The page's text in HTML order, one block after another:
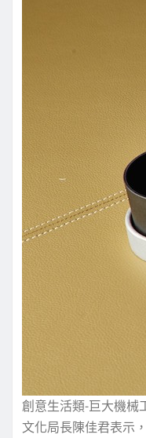
創意生活類-巨大機械
文化局長陳佳君表示